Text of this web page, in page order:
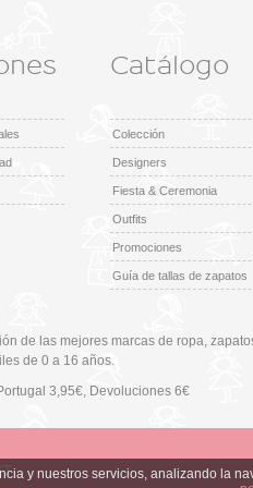
Catálogo
Colección
Designers
Fiesta & Ceremonia
Outfits
Promociones
Guía de tallas de zapatos
de las mejores marcas de ropa,
de 0 a 16 años.
3,95€, Devoluciones 6€
Facebook Twitter
y nuestros servicios, analizando la